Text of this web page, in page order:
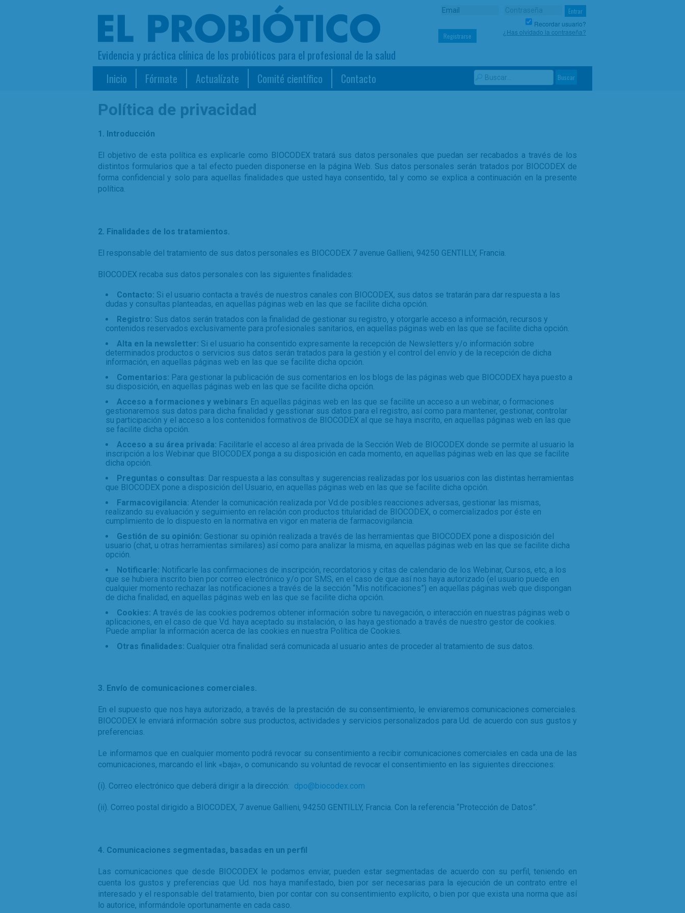
Evidencia y práctica clínica de los probióticos para el profesional de la salud
Recordar usuario?
Registrarse
¿Has olvidado la contraseña?
Inicio Fórmate Actualízate Comité científico Contacto
Política de privacidad
1. Introducción
El objetivo de esta política es explicarle como BIOCODEX tratará sus datos personales que puedan ser recabados a través de los
distintos formularios que a tal efecto pueden disponerse en la página Web. Sus datos personales serán tratados por BIOCODEX de
forma confidencial y solo para aquellas finalidades que usted haya consentido, tal y como se explica a continuación en la presente
política.
2. Finalidades de los tratamientos.
El responsable del tratamiento de sus datos personales es BIOCODEX 7 avenue Gallieni, 94250 GENTILLY, Francia.
BIOCODEX recaba sus datos personales con las siguientes finalidades:
Contacto: Si el usuario contacta a través de nuestros canales con BIOCODEX, sus datos se tratarán para dar respuesta a las
dudas y consultas planteadas, en aquellas páginas web en las que se facilite dicha opción.
Registro: Sus datos serán tratados con la finalidad de gestionar su registro, y otorgarle acceso a información, recursos y
contenidos reservados exclusivamente para profesionales sanitarios, en aquellas páginas web en las que se facilite dicha opción.
Alta en la newsletter: Si el usuario ha consentido expresamente la recepción de Newsletters y/o información sobre
determinados productos o servicios sus datos serán tratados para la gestión y el control del envío y de la recepción de dicha
información, en aquellas páginas web en las que se facilite dicha opción.
Comentarios: Para gestionar la publicación de sus comentarios en los blogs de las páginas web que BIOCODEX haya puesto a
su disposición, en aquellas páginas web en las que se facilite dicha opción.
Acceso a formaciones y webinars En aquellas páginas web en las que se facilite un acceso a un webinar, o formaciones
gestionaremos sus datos para dicha finalidad y gesstionar sus datos para el registro, así como para mantener, gestionar, controlar
su participación y el acceso a los contenidos formativos de BIOCODEX al que se haya inscrito, en aquellas páginas web en las que
se facilite dicha opción.
Acceso a su área privada: Facilitarle el acceso al área privada de la Sección Web de BIOCODEX donde se permite al usuario la
inscripción a los Webinar que BIOCODEX ponga a su disposición en cada momento, en aquellas páginas web en las que se facilite
dicha opción.
Preguntas o consultas: Dar respuesta a las consultas y sugerencias realizadas por los usuarios con las distintas herramientas
que BIOCODEX pone a disposición del Usuario, en aquellas páginas web en las que se facilite dicha opción.
Farmacovigilancia: Atender la comunicación realizada por Vd.de posibles reacciones adversas, gestionar las mismas,
realizando su evaluación y seguimiento en relación con productos titularidad de BIOCODEX, o comercializados por éste en
cumplimiento de lo dispuesto en la normativa en vigor en materia de farmacovigilancia.
Gestión de su opinión: Gestionar su opinión realizada a través de las herramientas que BIOCODEX pone a disposición del
usuario (chat, u otras herramientas similares) así como para analizar la misma, en aquellas páginas web en las que se facilite dicha
opción.
Notificarle: Notificarle las confirmaciones de inscripción, recordatorios y citas de calendario de los Webinar, Cursos, etc, a los
que se hubiera inscrito bien por correo electrónico y/o por SMS, en el caso de que así nos haya autorizado (el usuario puede en
cualquier momento rechazar las notificaciones a través de la sección “Mis notificaciones”) en aquellas páginas web que dispongan
de dicha finalidad, en aquellas páginas web en las que se facilite dicha opción.
Cookies: A través de las cookies podremos obtener información sobre tu navegación, o interacción en nuestras páginas web o
aplicaciones, en el caso de que Vd. haya aceptado su instalación, o las haya gestionado a través de nuestro gestor de cookies.
Puede ampliar la información acerca de las cookies en nuestra Política de Cookies.
Otras finalidades: Cualquier otra finalidad será comunicada al usuario antes de proceder al tratamiento de sus datos.
3. Envío de comunicaciones comerciales.
En el supuesto que nos haya autorizado, a través de la prestación de su consentimiento, le enviaremos comunicaciones comerciales.
BIOCODEX le enviará información sobre sus productos, actividades y servicios personalizados para Ud. de acuerdo con sus gustos y
preferencias.
Le informamos que en cualquier momento podrá revocar su consentimiento a recibir comunicaciones comerciales en cada una de las
comunicaciones, marcando el link «baja», o comunicando su voluntad de revocar el consentimiento en las siguientes direcciones:
(i). Correo electrónico que deberá dirigir a la dirección: dpo@biocodex.com
(ii). Correo postal dirigido a BIOCODEX, 7 avenue Gallieni, 94250 GENTILLY, Francia. Con la referencia “Protección de Datos”.
4. Comunicaciones segmentadas, basadas en un perfil
Las comunicaciones que desde BIOCODEX le podamos enviar, pueden estar segmentadas de acuerdo con su perfil, teniendo en
cuenta los gustos y preferencias que Ud. nos haya manifestado, bien por ser necesarias para la ejecución de un contrato entre el
interesado y el responsable del tratamiento, bien por contar con su consentimiento explícito, o bien por que exista una norma que así
lo autorice, informándole oportunamente en cada caso.